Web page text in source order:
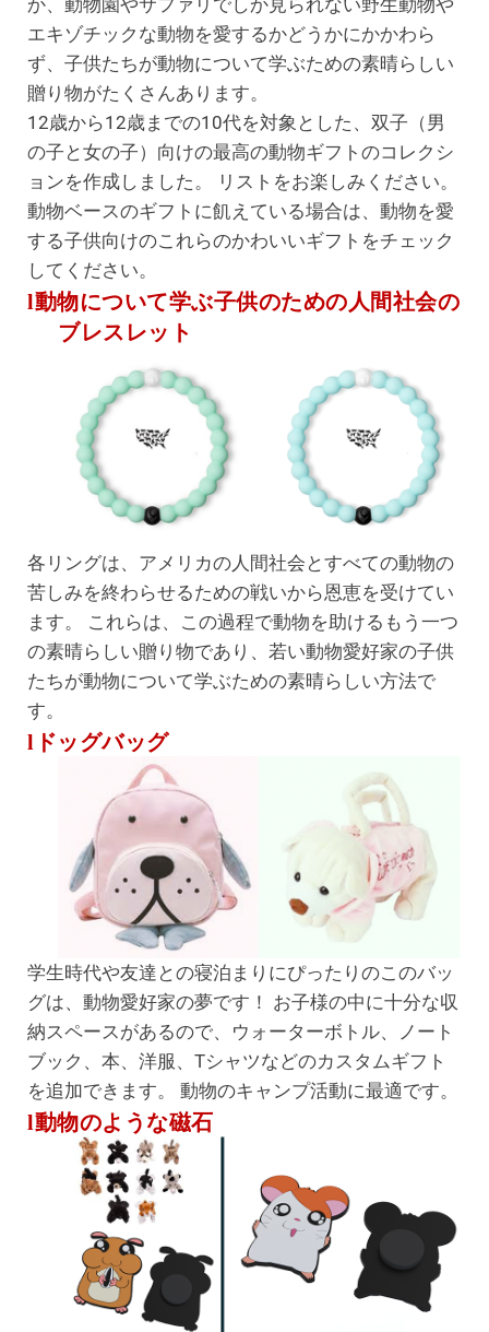
か、動物園やサファリでしか見られない野生動物や
エキゾチックな動物を愛するかどうかにかかわら
ず、子供たちが動物について学ぶための素晴らしい
贈り物がたくさんあります。
12歳から12歳までの10代を対象とした、双子（男
の子と女の子）向けの最高の動物ギフトのコレクシ
ョンを作成しました。 リストをお楽しみください。
動物ベースのギフトに飢えている場合は、動物を愛
する子供向けのこれらのかわいいギフトをチェック
してください。
l動物について学ぶ子供のための人間社会の
ブレスレット
各リングは、アメリカの人間社会とすべての動物の
苦しみを終わらせるための戦いから恩恵を受けてい
ます。 これらは、この過程で動物を助けるもう一つ
の素晴らしい贈り物であり、若い動物愛好家の子供
たちが動物について学ぶための素晴らしい方法で
す。
lドッグバッグ
学生時代や友達との寝泊まりにぴったりのこのバッ
グは、動物愛好家の夢です！ お子様の中に十分な収
納スペースがあるので、ウォーターボトル、ノート
ブック、本、洋服、Tシャツなどのカスタムギフト
を追加できます。 動物のキャンプ活動に最適です。
l動物のような磁石